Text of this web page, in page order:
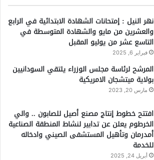
نهر النيل : إمتحانات الشهادة الابتدائية في الرابع
والعشرين من مايو والشهادة المتوسطة في
التاسع عشر من يوليو المقبل
فبراير 6, 2025
المرشح لرئاسة مجلس الوزراء يلتقي السودانيين
بولاية ميتشجان الامريكية
مارس 20, 2023
افتتح خطوط إنتاج مصنع أصيل للصابون .. والي
الخرطوم يعلن عن تدابير لنشاط المنطقة الصناعية
أمدرمان وتأهيل المستشفى الصيني وادخاله
للخدمة
أبريل 24, 2025